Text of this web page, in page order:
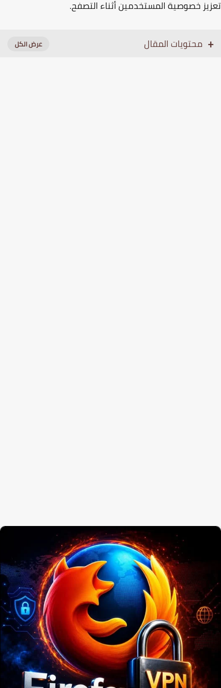
خصوصية المستخدمين أثناء التصفح.
محتويات المقال